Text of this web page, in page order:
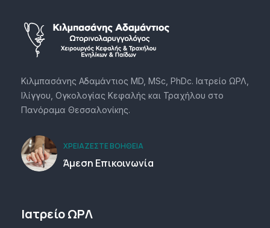
Κιλμπασάνης Αδαμάντιος MD, MSc, PhDc. Ιατρείο ΩΡΛ,
Ιλίγγου, Ογκολογίας Κεφαλής και Τραχήλου στο
Πανόραμα Θεσσαλονίκης.
ΧΡΕΙΆΖΕΣΤΕ ΒΟΉΘΕΙΑ
Άμεση Επικοινωνία
Ιατρείο ΩΡΛ